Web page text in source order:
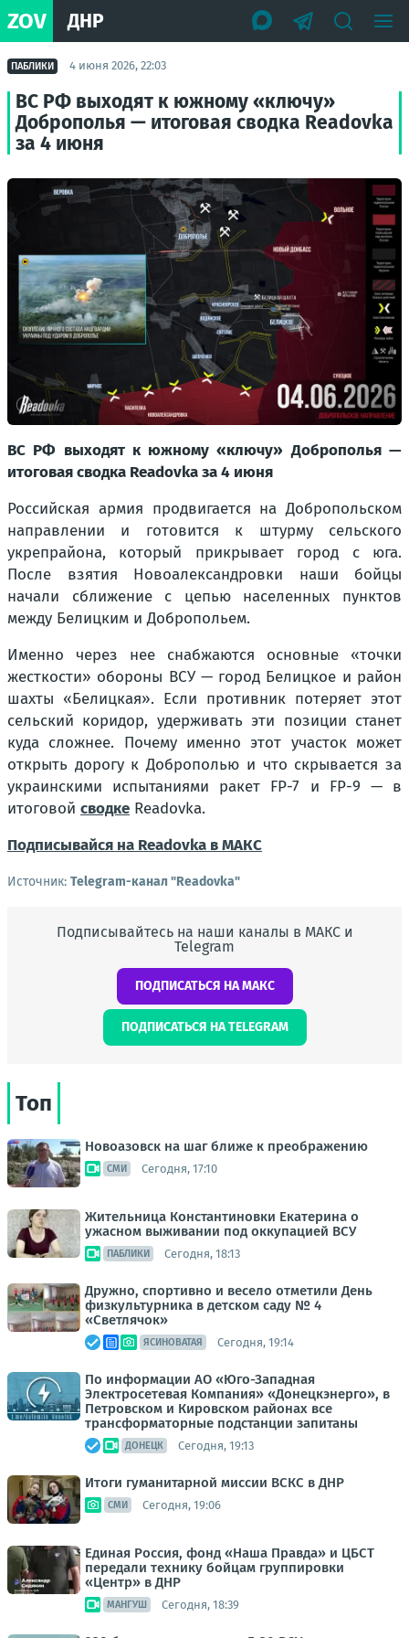
ZOV ДНР
ПАБЛИКИ 4 июня 2026, 22:03
ВС РФ выходят к южному «ключу»
Доброполья — итоговая сводка Readovka
за 4 июня
ВС РФ выходят к южному «ключу» Доброполья —
итоговая сводка Readovka за 4 июня
Российская армия продвигается на Добропольском
направлении и готовится к штурму сельского
укрепрайона, который прикрывает город с юга.
После взятия Новоалександровки наши бойцы
начали сближение с цепью населенных пунктов
между Белицким и Добропольем.
Именно через нее снабжаются основные «точки
жесткости» обороны ВСУ — город Белицкое и район
шахты «Белицкая». Если противник потеряет этот
сельский коридор, удерживать эти позиции станет
куда сложнее. Почему именно этот участок может
открыть дорогу к Доброполью и что скрывается за
украинскими испытаниями ракет FP-7 и FP-9 — в
итоговой сводке Readovka.
Подписывайся на Readovka в МАКС
Источник: Telegram-канал "Readovka"
Подписывайтесь на наши каналы в МАКС и
Telegram
ПОДПИСАТЬСЯ НА МАКС
ПОДПИСАТЬСЯ НА TELEGRAM
Топ
Новоазовск на шаг ближе к преображению
СМИ Сегодня, 17:10
Жительница Константиновки Екатерина о
ужасном выживании под оккупацией ВСУ
ПАБЛИКИ Сегодня, 18:13
Дружно, спортивно и весело отметили День
физкультурника в детском саду № 4
«Светлячок»
ЯСИНОВАТАЯ Сегодня, 19:14
По информации АО «Юго-Западная
Электросетевая Компания» «Донецкэнерго», в
Петровском и Кировском районах все
трансформаторные подстанции запитаны
ДОНЕЦК Сегодня, 19:13
Итоги гуманитарной миссии ВСКС в ДНР
СМИ Сегодня, 19:06
Единая Россия, фонд «Наша Правда» и ЦБСТ
передали технику бойцам группировки
«Центр» в ДНР
МАНГУШ Сегодня, 18:39